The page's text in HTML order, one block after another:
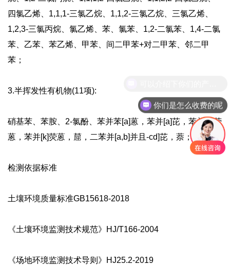
四氯乙烯、1,1,1-三氯乙烷、1,1,2-三氯乙烷、三氯乙烯、
1,2,3-三氯丙烷、氯乙烯、苯、氯苯、1,2-二氯苯、1,4-二氯
苯、乙苯、苯乙烯、甲苯、间二甲苯+对二甲苯、邻二甲
苯；
3.半挥发性有机物(11项):
硝基苯、苯胺、2-氯酚、苯并苯[a]蒽，苯并[a]芘，苯并[b]荧
蒽，苯并[k]荧蒽，䓛，二苯并[a,b]并且-cd]芘，萘；
检测依据标准
土壤环境质量标准GB15618-2018
《土壤环境监测技术规范》HJ/T166-2004
《场地环境监测技术导则》HJ25.2-2019
你们是怎么收费的呢